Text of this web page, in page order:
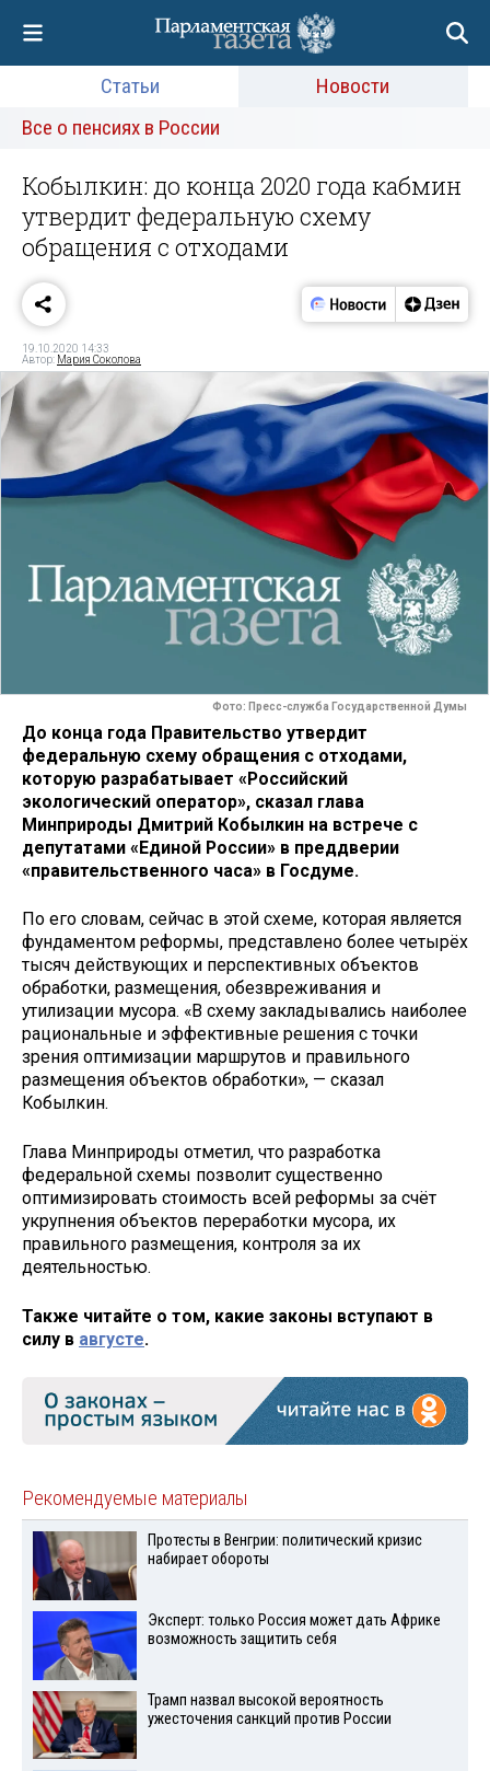
Статьи
Новости
Все о пенсиях в России
Кобылкин: до конца 2020 года кабмин
утвердит федеральную схему
обращения с отходами
19.10.2020 14:33
Автор: Мария Соколова
Фото: Пресс-служба Государственной Думы
До конца года Правительство утвердит
федеральную схему обращения с отходами,
которую разрабатывает «Российский
экологический оператор», сказал глава
Минприроды Дмитрий Кобылкин на встрече с
депутатами «Единой России» в преддверии
«правительственного часа» в Госдуме.
По его словам, сейчас в этой схеме, которая является
фундаментом реформы, представлено более четырёх
тысяч действующих и перспективных объектов
обработки, размещения, обезвреживания и
утилизации мусора. «В схему закладывались наиболее
рациональные и эффективные решения с точки
зрения оптимизации маршрутов и правильного
размещения объектов обработки», — сказал
Кобылкин.
Глава Минприроды отметил, что разработка
федеральной схемы позволит существенно
оптимизировать стоимость всей реформы за счёт
укрупнения объектов переработки мусора, их
правильного размещения, контроля за их
деятельностью.
Также читайте о том, какие законы вступают в
силу в августе.
Рекомендуемые материалы
Протесты в Венгрии: политический кризис
набирает обороты
Эксперт: только Россия может дать Африке
возможность защитить себя
Трамп назвал высокой вероятность
ужесточения санкций против России